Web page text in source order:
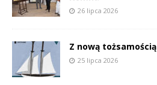
26 lipca 2026
Z nową
25 lipca 2026